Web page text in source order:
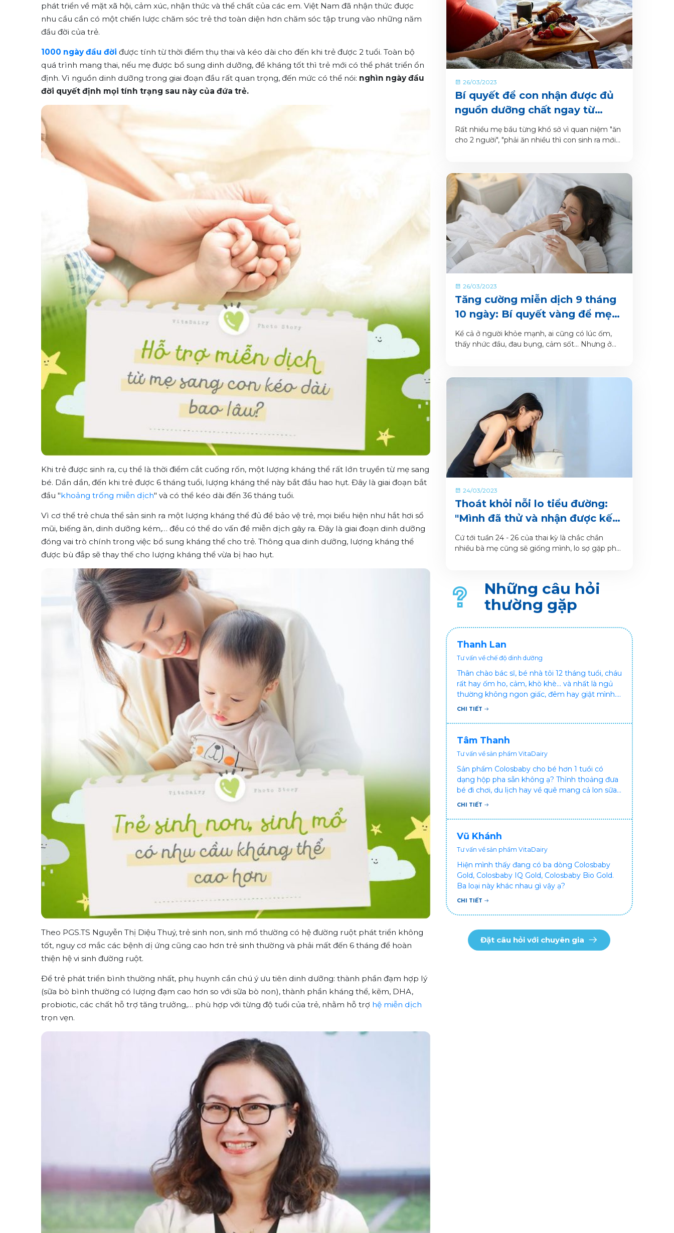
phát triển về mặt xã hội, cảm xúc, nhận thức và thể chất của các em. Việt Nam đã nhận thức được
nhu cầu cần có một chiến lược chăm sóc trẻ thơ toàn diện hơn chăm sóc tập trung vào những năm
đầu đời của trẻ.
1000 ngày đầu đời được tính từ thời điểm thụ thai và kéo dài cho đến khi trẻ được 2 tuổi. Toàn bộ
quá trình mang thai, nếu mẹ được bổ sung dinh dưỡng, đề kháng tốt thì trẻ mới có thể phát triển ổn
định. Vì nguồn dinh dưỡng trong giai đoạn đầu rất quan trọng, đến mức có thể nói: nghìn ngày đầu
đời quyết định mọi tính trạng sau này của đứa trẻ.
Khi trẻ được sinh ra, cụ thể là thời điểm cắt cuống rốn, một lượng kháng thể rất lớn truyền từ mẹ sang
bé. Dần dần, đến khi trẻ được 6 tháng tuổi, lượng kháng thể này bắt đầu hao hụt. Đây là giai đoạn bắt
đầu "khoảng trống miễn dịch" và có thể kéo dài đến 36 tháng tuổi.
Vì cơ thể trẻ chưa thể sản sinh ra một lượng kháng thể đủ để bảo vệ trẻ, mọi biểu hiện như hắt hơi sổ
mũi, biếng ăn, dinh dưỡng kém,… đều có thể do vấn đề miễn dịch gây ra. Đây là giai đoạn dinh dưỡng
đóng vai trò chính trong việc bổ sung kháng thể cho trẻ. Thông qua dinh dưỡng, lượng kháng thể
được bù đắp sẽ thay thế cho lượng kháng thể vừa bị hao hụt.
Theo PGS.TS Nguyễn Thị Diệu Thuý, trẻ sinh non, sinh mổ thường có hệ đường ruột phát triển không
tốt, nguy cơ mắc các bệnh dị ứng cũng cao hơn trẻ sinh thường và phải mất đến 6 tháng để hoàn
thiện hệ vi sinh đường ruột.
Để trẻ phát triển bình thường nhất, phụ huynh cần chú ý ưu tiên dinh dưỡng: thành phần đạm hợp lý
(sữa bò bình thường có lượng đạm cao hơn so với sữa bò non), thành phần kháng thể, kẽm, DHA,
probiotic, các chất hỗ trợ tăng trưởng,… phù hợp với từng độ tuổi của trẻ, nhằm hỗ trợ hệ miễn dịch
trọn vẹn.
26/03/2023
Bí quyết để con nhận được đủ
nguồn dưỡng chất ngay từ
trong bụng mẹ
Rất nhiều mẹ bầu từng khổ sở vì quan niệm "ăn
cho 2 người", "phải ăn nhiều thì con sinh ra mới
bầu Gen Z" đã thông thái hơn rất nhiều rồi!
26/03/2023
Tăng cường miễn dịch 9 tháng
10 ngày: Bí quyết vàng để mẹ
bầu tạm biệt nỗi lo mắc bệnh,
thai nhi ra đời khỏe mạnh
Kể cả ở người khỏe mạnh, ai cũng có lúc ốm,
thấy nhức đầu, đau bụng, cảm sốt... Nhưng ở
người mẹ, mà còn có thể ảnh hưởng đến sức
24/03/2023
Thoát khỏi nỗi lo tiểu đường:
"Mình đã thử và nhận được kết
quả khá mỹ mãn"
Cứ tới tuần 24 - 26 của thai kỳ là chắc chắn
nhiều bà mẹ cũng sẽ giống mình, lo sợ gặp phải
Những câu hỏi
thường gặp
Thanh Lan
Tư vấn về chế độ dinh dưỡng
Thân chào bác sĩ, bé nhà tôi 12 tháng tuổi, cháu
rất hay ốm ho, cảm, khò khè... và nhất là ngủ
thường không ngon giấc, đêm hay giật mình.
Vậy xin hỏi bác sĩ, bé bị tình trạng vậy nên làm
ạ? Thấy cháu vậy gia đình ai cũng xót, mẹ cũng
cực vì chăm cháu hay ốm ạ?. Cảm ơn bác sĩ.
CHI TIẾT
Tâm Thanh
Tư vấn về sản phẩm VitaDairy
Sản phẩm Colosbaby cho bé hơn 1 tuổi có
dạng hộp pha sẵn không ạ? Thỉnh thoảng đưa
bé đi chơi, du lịch hay về quê mang cả lon sữa
khá bất tiện mà mình không muốn đổi cho bé
hưởng sức khỏe!
CHI TIẾT
Vũ Khánh
Tư vấn về sản phẩm VitaDairy
Hiện mình thấy đang có ba dòng Colosbaby
Gold, Colosbaby IQ Gold, Colosbaby Bio Gold.
Ba loại này khác nhau gì vậy ạ?
CHI TIẾT
Đặt câu hỏi với chuyên gia